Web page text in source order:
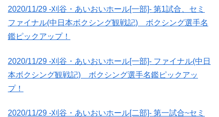
2020/11/29 -刈谷・あいおいホール[一部]- 第1試合、セミ
ファイナル(中日本ボクシング観戦記) ボクシング選手名
鑑ピックアップ！
2020/11/29 -刈谷・あいおいホール[一部]- ファイナル(中日
本ボクシング観戦記) ボクシング選手名鑑ピックアッ
プ！
2020/11/29 -刈谷・あいおいホール[二部]- 第一試合~セミ